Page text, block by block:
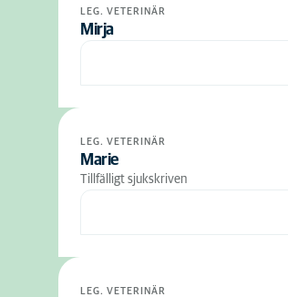
LEG. VETERINÄR
Mirja
LEG. VETERINÄR
Marie
Tillfälligt sjukskriven
LEG. VETERINÄR